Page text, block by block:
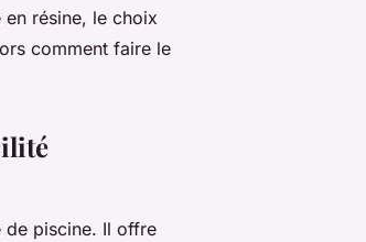
résine, le choix
comment faire le
de piscine. Il offre